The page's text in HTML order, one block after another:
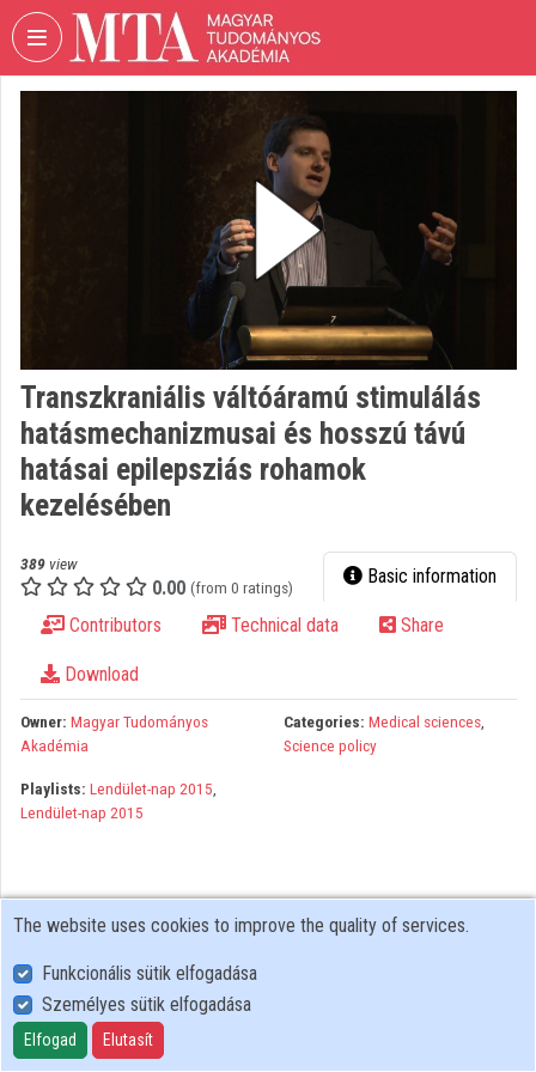
Skip header Skip menu Skip content
Organization discovery
Categories
Organization playlists
Organizations
Contributors
Transzkraniális váltóáramú stimulálás
hatásmechanizmusai és hosszú távú
hatásai epilepsziás rohamok
kezelésében
389 view
0.00 (from 0 ratings) Basic information
Contributors Technical data Share
Download
Owner: Magyar Tudományos
Akadémia
Categories: Medical sciences,
Science policy
Playlists: Lendület-nap 2015,
Lendület-nap 2015
User Policy
Adatkezelési tájékoztató (en)
Cookie Policy
The website uses cookies to improve the quality of services.
Funkcionális sütik elfogadása
Személyes sütik elfogadása
Elfogad Elutasít